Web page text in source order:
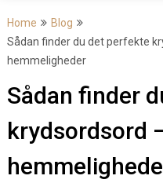
Home
Blog
Sådan finder du det perfekte
hemmeligheder
Sådan finder
krydsordsord